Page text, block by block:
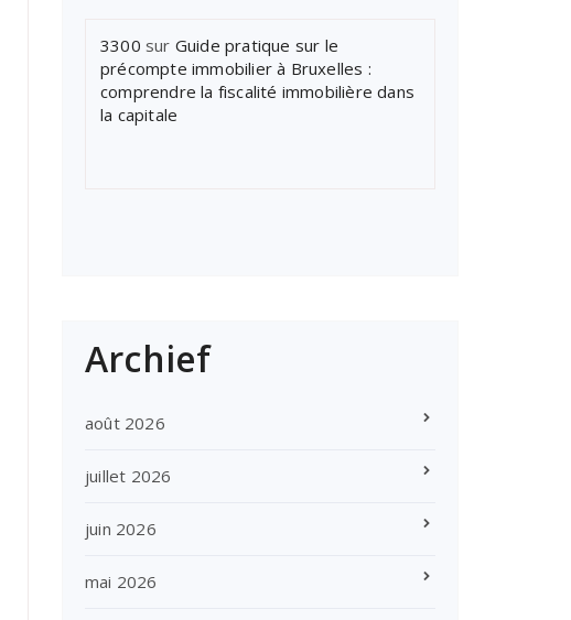
3300 sur Guide pratique sur le
précompte immobilier à Bruxelles :
comprendre la fiscalité immobilière dans
la capitale
Archief
août 2026
juillet 2026
juin 2026
mai 2026